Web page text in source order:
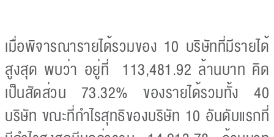
เมื่อพิจารณารายได้รวมของ 10 บริษัทที่มีรายได้
สูงสุด พบว่า อยู่ที่ 113,481.92 ล้านบาท คิด
เป็นสัดส่วน 73.32% ของรายได้รวมทั้ง 40
บริษัท ขณะที่กำไรสุทธิของบริษัท 10 อันดับแรกที่